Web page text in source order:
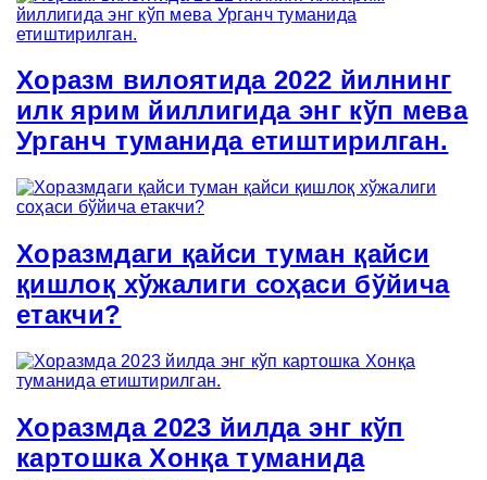
Хоразм вилоятида 2022 йилнинг
илк ярим йиллигида энг кўп мева
Урганч туманида етиштирилган.
Хоразмдаги қайси туман қайси
қишлоқ хўжалиги соҳаси бўйича
етакчи?
Хоразмда 2023 йилда энг кўп
картошка Хонқа туманида